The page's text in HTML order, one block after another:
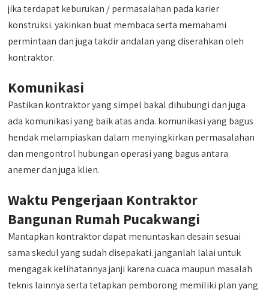
jika terdapat keburukan / permasalahan pada karier
konstruksi. yakinkan buat membaca serta memahami
permintaan dan juga takdir andalan yang diserahkan oleh
kontraktor.
Komunikasi
Pastikan kontraktor yang simpel bakal dihubungi dan juga
ada komunikasi yang baik atas anda. komunikasi yang bagus
hendak melampiaskan dalam menyingkirkan permasalahan
dan mengontrol hubungan operasi yang bagus antara
anemer dan juga klien.
Waktu Pengerjaan Kontraktor
Bangunan Rumah Pucakwangi
Mantapkan kontraktor dapat menuntaskan desain sesuai
sama skedul yang sudah disepakati. janganlah lalai untuk
mengagak kelihatannya janji karena cuaca maupun masalah
teknis lainnya serta tetapkan pemborong memiliki plan yang